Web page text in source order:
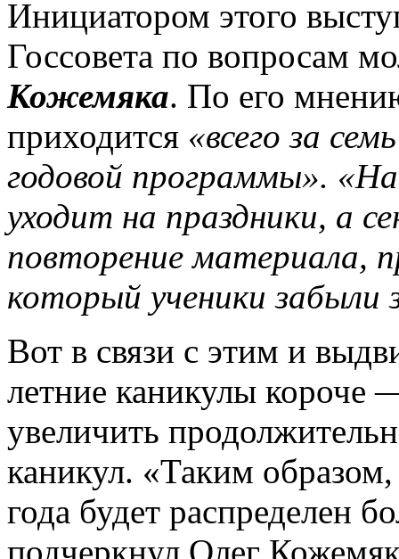
Инициатором этого
Госсовета по вопросам
Кожемяка. По его
приходится «всего за
годовой программы».
уходит на праздники, а
повторение материала,
который ученики забыли
Вот в связи с этим и
летние каникулы короче
увеличить
каникул. «Таким
года будет распределен